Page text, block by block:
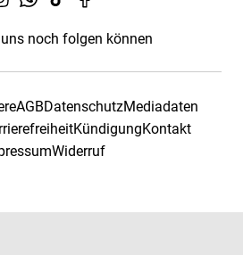
noch folgen können
AGBDatenschutzMediadaten
KündigungKontakt
Widerruf